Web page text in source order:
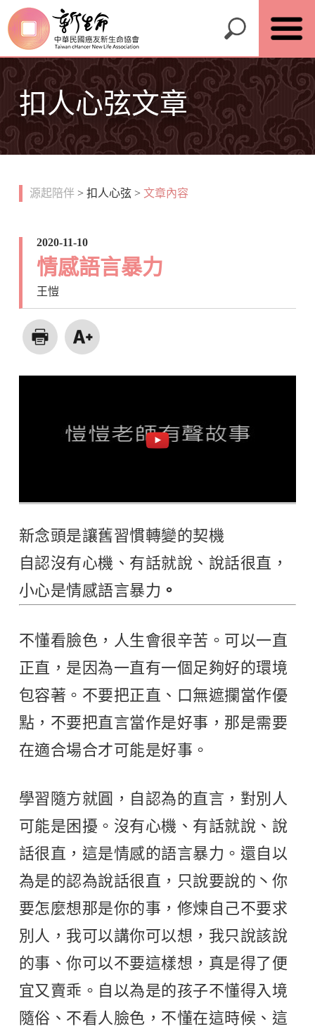
扣人心弦文章
源起陪伴 > 扣人心弦 > 文章內容
2020-11-10
情感語言暴力
王愷
新念頭是讓舊習慣轉變的契機
自認沒有心機、有話就說、說話很直，
小心是情感語言暴力 。
不懂看臉色，人生會很辛苦。可以一直
正直，是因為一直有一個足夠好的環境
包容著。不要把正直、口無遮攔當作優
點，不要把直言當作是好事，那是需要
在適合場合才可能是好事。
學習隨方就圓，自認為的直言，對別人
可能是困擾。沒有心機、有話就說、說
話很直，這是情感的語言暴力。還自以
為是的認為說話很直，只說要說的丶你
要怎麼想那是你的事，修煉自己不要求
別人，我可以講你可以想，我只說該說
的事、你可以不要這樣想，真是得了便
宜又賣乖。自以為是的孩子不懂得入境
隨俗、不看人臉色，不懂在這時候、這